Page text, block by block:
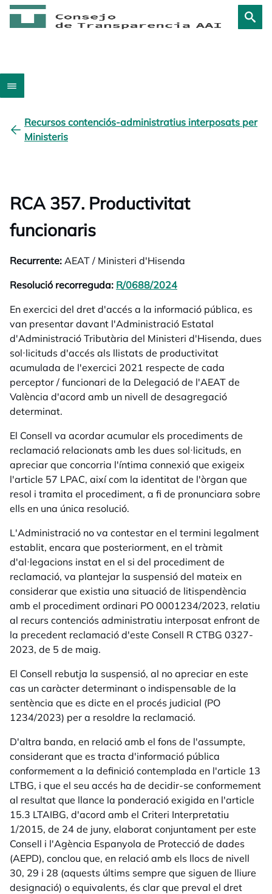
Recursos contenciós-administratius interposats per
Ministeris
RCA 357. Productivitat
funcionaris
Recurrente: AEAT / Ministeri d'Hisenda
Resolució recorreguda: R/0688/2024
En exercici del dret d'accés a la informació pública, es
van presentar davant l'Administració Estatal
d'Administració Tributària del Ministeri d'Hisenda, dues
sol·licituds d'accés als llistats de productivitat
acumulada de l'exercici 2021 respecte de cada
perceptor / funcionari de la Delegació de l'AEAT de
València d'acord amb un nivell de desagregació
determinat.
El Consell va acordar acumular els procediments de
reclamació relacionats amb les dues sol·licituds, en
apreciar que concorria l'íntima connexió que exigeix
l'article 57 LPAC, així com la identitat de l'òrgan que
resol i tramita el procediment, a fi de pronunciara sobre
ells en una única resolució.
L'Administració no va contestar en el termini legalment
establit, encara que posteriorment, en el tràmit
d'al·legacions instat en el si del procediment de
reclamació, va plantejar la suspensió del mateix en
considerar que existia una situació de litispendència
amb el procediment ordinari PO 0001234/2023, relatiu
al recurs contenciós administratiu interposat enfront de
la precedent reclamació d'este Consell R CTBG 0327-
2023, de 5 de maig.
El Consell rebutja la suspensió, al no apreciar en este
cas un caràcter determinant o indispensable de la
sentència que es dicte en el procés judicial (PO
1234/2023) per a resoldre la reclamació.
D'altra banda, en relació amb el fons de l'assumpte,
considerant que es tracta d'informació pública
conformement a la definició contemplada en l'article 13
LTBG, i que el seu accés ha de decidir-se conformement
al resultat que llance la ponderació exigida en l'article
15.3 LTAIBG, d'acord amb el Criteri Interpretatiu
1/2015, de 24 de juny, elaborat conjuntament per este
Consell i l'Agència Espanyola de Protecció de dades
(AEPD), conclou que, en relació amb els llocs de nivell
30, 29 i 28 (aquests últims sempre que siguen de lliure
designació) o equivalents, és clar que preval el dret